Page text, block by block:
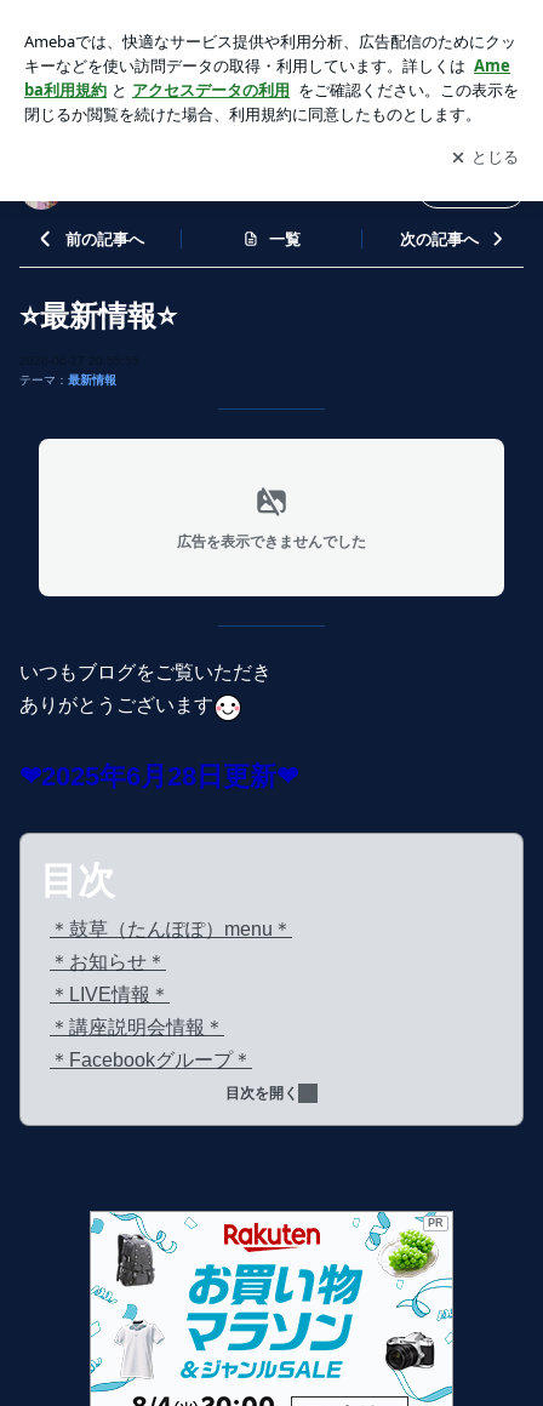
アプリをダウンロードして ブログの更新通知
を受け取りまし
ょう。
開く
前の記事へ 一覧 次の記事へ
⭐最新情報⭐
テーマ： 最新情報
広告を表示できませんでした
いつもブログをご覧いただき
ありがとうございます
❤2025年6月28 日更新❤
目次
＊鼓草（たんぽぽ）menu＊
＊お知らせ＊
＊LIVE情報＊
＊講座説明会情報＊
＊Facebookグループ＊
目次を開く
PR